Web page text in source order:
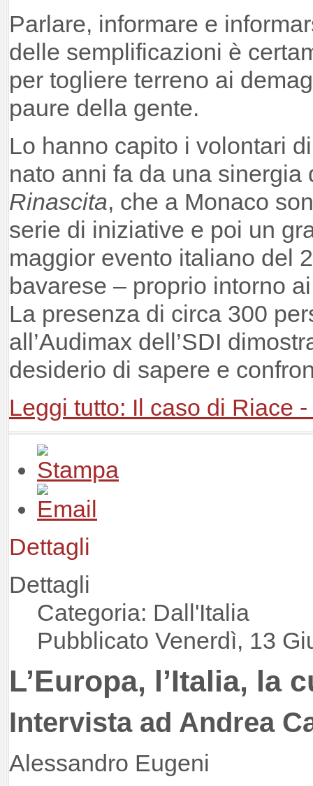
Parlare, informare e
delle semplificazioni è
per togliere terreno ai
paure della gente.
Lo hanno capito i volontari
nato anni fa da una
Rinascita, che a Monaco
serie di iniziative e poi un
maggior evento italiano del
bavarese – proprio intorno
La presenza di circa 300
all’Audimax dell’SDI
desiderio di sapere e
Leggi tutto: Il caso di Riace
Dettagli
Dettagli
Categoria: Dall'Italia
Pubblicato Venerdì, 13
L’Europa, l’Italia, la
Intervista ad Andrea
Alessandro Eugeni